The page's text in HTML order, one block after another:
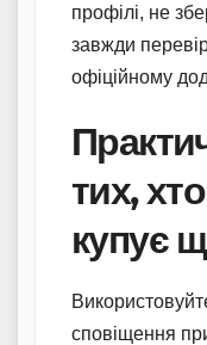
профілі, не
завжди
офіційному
тих,
купує
сповіщення